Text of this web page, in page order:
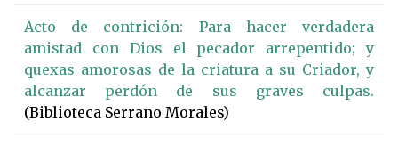
Acto de contrición: Para hacer verdadera
amistad con Dios el pecador arrepentido; y
quexas amorosas de la criatura a su Criador, y
alcanzar perdón de sus graves culpas.
(Biblioteca Serrano Morales)